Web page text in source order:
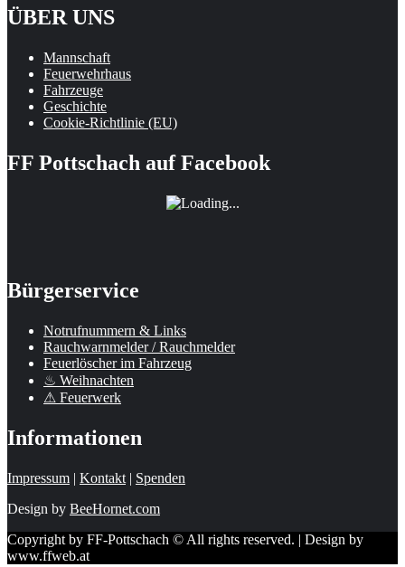
ÜBER UNS
Mannschaft
Feuerwehrhaus
Fahrzeuge
Geschichte
Cookie-Richtlinie (EU)
FF Pottschach auf Facebook
Bürgerservice
Notrufnummern & Links
Rauchwarnmelder / Rauchmelder
Feuerlöscher im Fahrzeug
♨ Weihnachten
⚠ Feuerwerk
Informationen
Impressum | Kontakt | Spenden
Design by BeeHornet.com
Copyright by FF-Pottschach © All rights reserved. | Design by
www.ffweb.at